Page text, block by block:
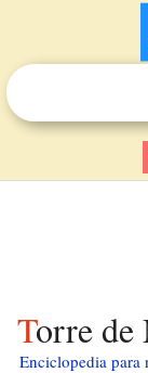
Torre
Enciclopedia para